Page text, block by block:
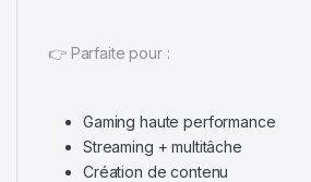
👉 Parfaite pour :
Gaming haute performance
Streaming + multitâche
Création de contenu